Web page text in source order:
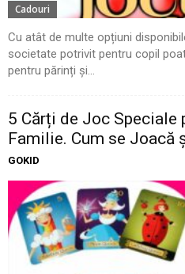
Cadouri
Cu atât de multe opțiuni
societate potrivit pentru copil
pentru părinți și...
5 Cărți de Joc Speciale
Familie. Cum se Joacă
GOKID